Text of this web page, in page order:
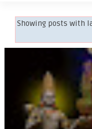
Showing posts with